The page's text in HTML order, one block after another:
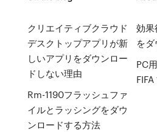
クリエイティブクラウド
デスクトップアプリが新
しいアプリをダウンロー
ドしない理由
Rm-1190フラッシュファ
イルとラッシングをダウ
ンロードする方法
効果
を
PC
FIFA